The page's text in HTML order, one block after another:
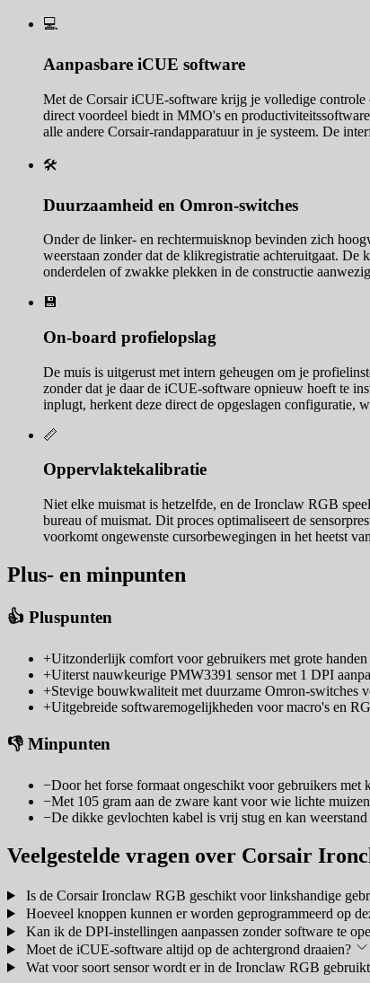
💻
Aanpasbare iCUE software
Met de Corsair iCUE-software krijg je volledige controle
direct voordeel biedt in MMO's en
alle andere Corsair-randapparatuur in je systeem. De
🛠️
Duurzaamheid en Omron-switches
Onder de linker- en rechtermuisknop bevinden zich
weerstaan zonder dat de klikregistratie achteruitgaat.
onderdelen of zwakke plekken in de constructie
💾
On-board profielopslag
De muis is uitgerust met intern geheugen om je
zonder dat je daar de iCUE-software opnieuw hoeft te
inplugt, herkent deze direct de opgeslagen configuratie,
📏
Oppervlaktekalibratie
Niet elke muismat is hetzelfde, en de Ironclaw RGB
bureau of muismat. Dit proces optimaliseert de
voorkomt ongewenste cursorbewegingen in het heetst
Plus- en minpunten
👍 Pluspunten
+Uitzonderlijk comfort voor gebruikers met grote
+Uiterst nauwkeurige PMW3391 sensor met 1 DPI
+Stevige bouwkwaliteit met duurzame Omron-switches
+Uitgebreide softwaremogelijkheden voor macro's en
👎 Minpunten
−Door het forse formaat ongeschikt voor gebruikers met
−Met 105 gram aan de zware kant voor wie lichte
−De dikke gevlochten kabel is vrij stug en kan
Veelgestelde vragen over Corsair
Is de Corsair Ironclaw RGB geschikt voor linkshandige
Hoeveel knoppen kunnen er worden geprogrammeerd op
Kan ik de DPI-instellingen aanpassen zonder software te
Moet de iCUE-software altijd op de achtergrond draaien?
Wat voor soort sensor wordt er in de Ironclaw RGB